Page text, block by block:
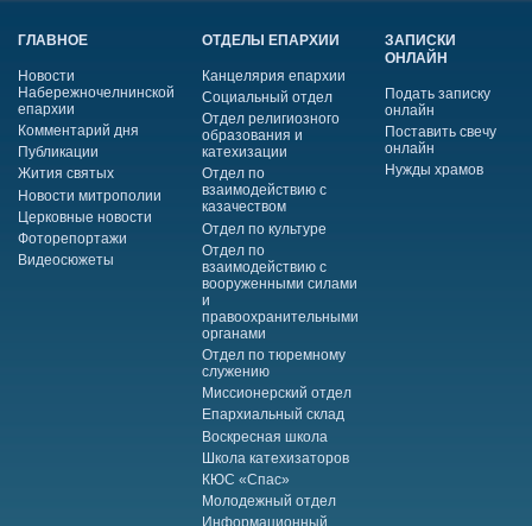
ГЛАВНОЕ
Новости
Набережночелнинской
епархии
Комментарий дня
Публикации
Жития святых
Новости митрополии
Церковные новости
Фоторепортажи
Видеосюжеты
ОТДЕЛЫ ЕПАРХИИ
Канцелярия епархии
Социальный отдел
Отдел религиозного
образования и
катехизации
Отдел по
взаимодействию с
казачеством
Отдел по культуре
Отдел по
взаимодействию с
вооруженными силами
и
правоохранительными
органами
Отдел по тюремному
служению
Миссионерский отдел
Епархиальный склад
Воскресная школа
Школа катехизаторов
КЮС «Спас»
Молодежный отдел
ЗАПИСКИ
ОНЛАЙН
Подать записку
онлайн
Поставить свечу
онлайн
Нужды храмов